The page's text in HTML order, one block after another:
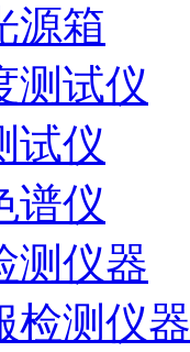
源箱
测试仪
试仪
谱仪
测仪器
检测仪器